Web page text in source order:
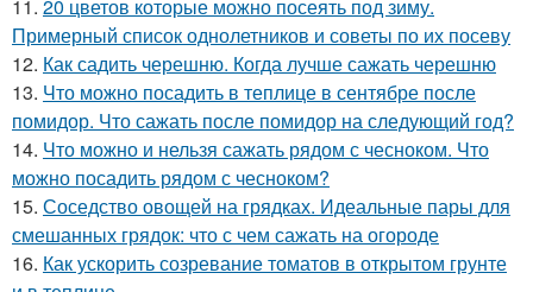
11. 20 цветов которые можно посеять под зиму.
Примерный список однолетников и советы по их посеву
12. Как садить черешню. Когда лучше сажать черешню
13. Что можно посадить в теплице в сентябре после
помидор. Что сажать после помидор на следующий год?
14. Что можно и нельзя сажать рядом с чесноком. Что
можно посадить рядом с чесноком?
15. Соседство овощей на грядках. Идеальные пары для
смешанных грядок: что с чем сажать на огороде
16. Как ускорить созревание томатов в открытом грунте